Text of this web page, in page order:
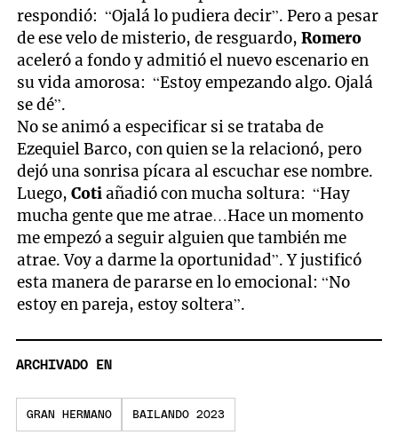
respondió: “Ojalá lo pudiera decir”. Pero a pesar
de ese velo de misterio, de resguardo,Romero
aceleró a fondo y admitió el nuevo escenario en
su vida amorosa: “Estoy empezando algo. Ojalá
se dé”.
No se animó a especificar si se trataba de
Ezequiel Barco, con quien se la relacionó, pero
dejó una sonrisa pícara al escuchar ese nombre.
Luego,Cotiañadió con mucha soltura: “Hay
mucha gente que me atrae…Hace un momento
me empezó a seguir alguien que también me
atrae. Voy a darme la oportunidad”. Y justificó
esta manera de pararse en lo emocional: “No
estoy en pareja, estoy soltera”.
ARCHIVADO EN
GRAN HERMANO BAILANDO 2023